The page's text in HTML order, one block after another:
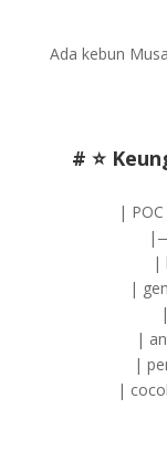
Ada kebun
# ⭐
|
|
|
|
|
|